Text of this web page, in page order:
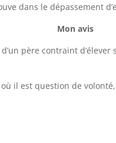
dans le dépassement
Mon avis
père contraint
il est question de